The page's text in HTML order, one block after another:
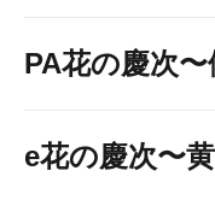
PA花の慶次
e花の慶次〜